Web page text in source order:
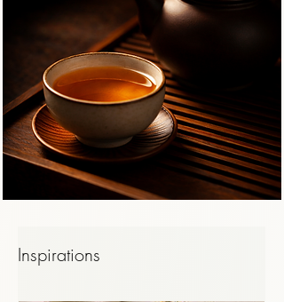
d’émotions, tout reste profondément
personnel.
​Rien n’est plus important que vos propres
ressentis, vos expériences, et votre manière
de préparer le thé.
Nous ne faisons que vous donner des clés.
À vous d’explorer, d’ajuster, de voir si vous
Inspirations